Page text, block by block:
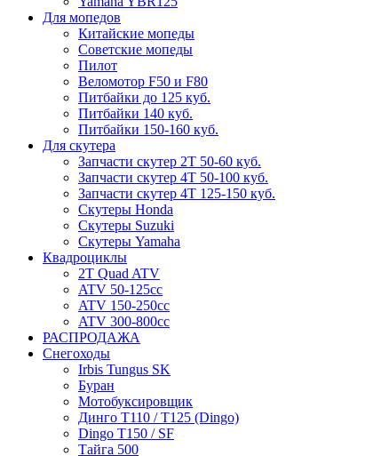
Для мопедов
Китайские мопеды
Советские мопеды
Пилот
Веломотор F50 и F80
Питбайки до 125 куб.
Питбайки 140 куб.
Питбайки 150-160 куб.
Для скутера
Запчасти скутер 2Т 50-60 куб.
Запчасти скутер 4Т 50-100 куб.
Запчасти скутер 4Т 125-150 куб.
Скутеры Honda
Скутеры Suzuki
Скутеры Yamaha
Квадроциклы
2T Quad ATV
ATV 50-125cc
ATV 150-250cc
ATV 300-800cc
РАСПРОДАЖА
Снегоходы
Irbis Tungus SK
Буран
Мотобуксировщик
Динго T110 / T125 (Dingo)
Dingo T150 / SF
Тайга 500